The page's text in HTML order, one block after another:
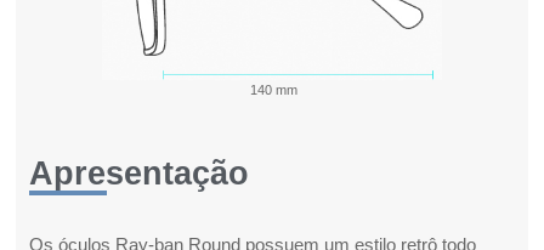
140 mm
Apresentação
Os óculos Ray-ban Round possuem um estilo retrô todo